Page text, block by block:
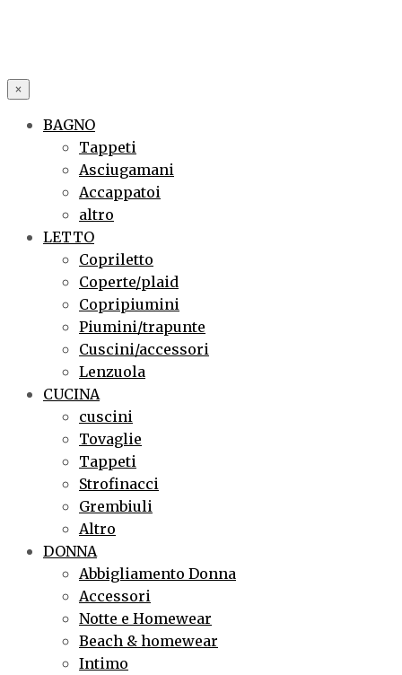
×
BAGNO
Tappeti
Asciugamani
Accappatoi
altro
LETTO
Copriletto
Coperte/plaid
Copripiumini
Piumini/trapunte
Cuscini/accessori
Lenzuola
CUCINA
cuscini
Tovaglie
Tappeti
Strofinacci
Grembiuli
Altro
DONNA
Abbigliamento Donna
Accessori
Notte e Homewear
Beach & homewear
Intimo